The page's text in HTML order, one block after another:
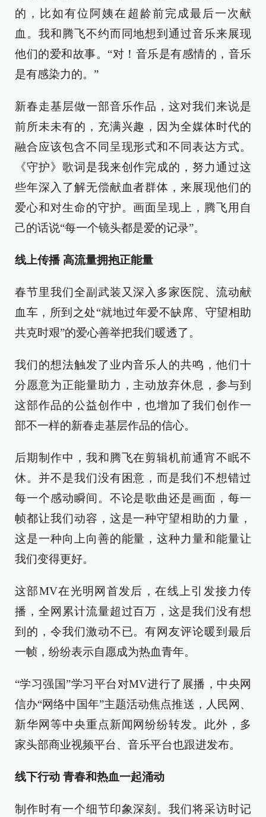
的，比如有位阿姨在超龄前完成最后一次献
血。我和腾飞不约而同地想到通过音乐来展现
他们的爱和故事。“对！音乐是有感情的，音乐
是有感染力的。”
新春走基层做一部音乐作品，这对我们来说是
前所未未有的，充满兴趣，因为全媒体时代的
融合应该包含不同呈现形式和不同表达方式。
《守护》歌词是我来创作完成的，努力通过这
些年深入了解无偿献血者群体，来展现他们的
爱心和对生命的守护。画面呈现上，腾飞用自
己的话说“每一个镜头都是爱的记录”。
线上传播 高流量拥抱正能量
春节里我们全副武装又深入多家医院、流动献
血车，所到之处“就地过年爱不缺席、守望相助
共克时艰”的爱心善举把我们暖透了。
我们的想法触发了业内音乐人的共鸣，他们十
分愿意为正能量助力，主动放弃休息，参与到
这部作品的公益创作中，也增加了我们创作一
部不一样的新春走基层作品的信心。
后期制作中，我和腾飞在剪辑机前通宵不眠不
休。并不是我们没有困意，而是我们不想错过
每一个感动瞬间。不论是歌曲还是画面，每一
帧都让我们动容，这是一种守望相助的力量，
这是一种向上向善的能量，这种力量和能量让
我们变得更好。
这部MV在光明网首发后，在线上引发接力传
播，全网累计流量超过百万，这是我们没有想
到的，令我们激动不已。有网友评论暖到最后
一帧，纷纷表示自愿成为热血青年。
“学习强国”学习平台对MV进行了展播，中央网
信办“网络中国年”主题活动焦点推送，人民网、
新华网等中央重点新闻网纷纷转发。此外，多
家头部商业视频平台、音乐平台也跟进发布。
线下行动 青春和热血一起涌动
制作时有一个细节印象深刻。我们将采访时记